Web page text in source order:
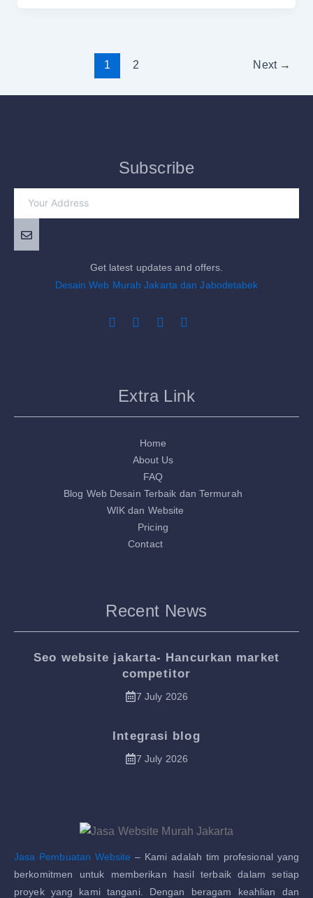
1 2 Next →
Jasa Pembuatan Website – Kami adalah tim profesional yang
berkomitmen untuk memberikan hasil terbaik dalam setiap
proyek yang kami tangani. Dengan beragam keahlian dan
Recent News
Seo website jakarta- Hancurkan market
competitor
7 July 2026
Integrasi blog
7 July 2026
Extra Link
Home
About Us
FAQ
Blog Web Desain Terbaik dan Termurah
WIK dan Website
Pricing
Contact
Subscribe
Get latest updates and offers.
Desain Web Murah Jakarta dan Jabodetabek